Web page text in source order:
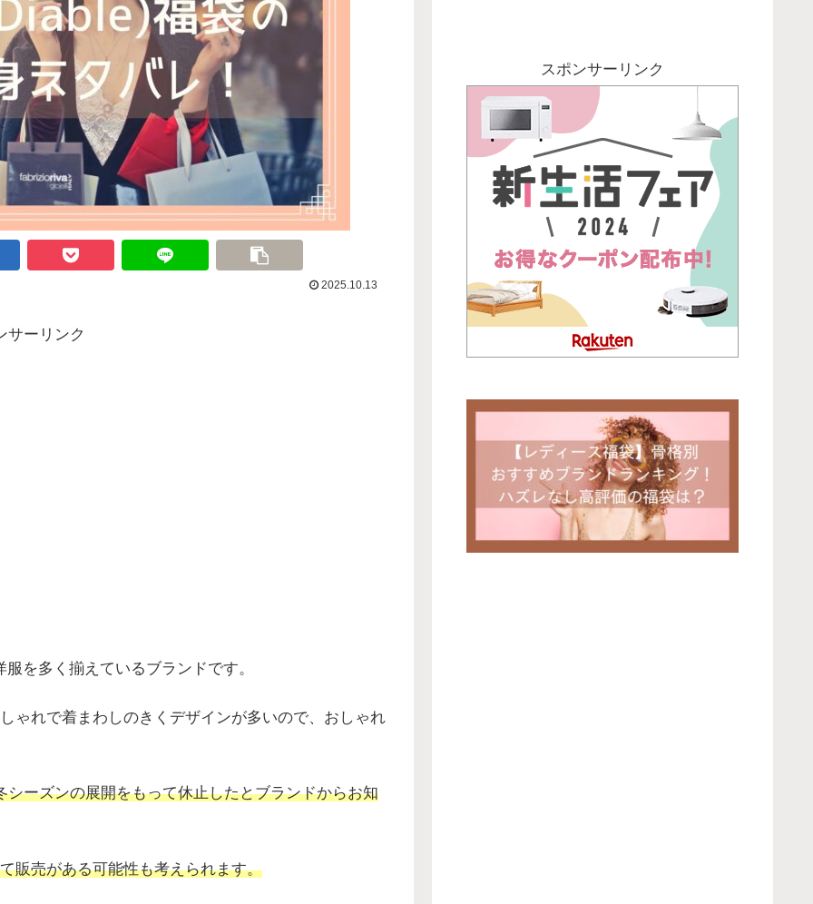
2025.10.13
サーリンク
を多く揃えているブランドです。
ゃれで着まわしのきくデザインが多いので、おしゃれ
ーズンの展開をもって休止したとブランドからお知
販売がある可能性も考えられます。
スポンサーリンク